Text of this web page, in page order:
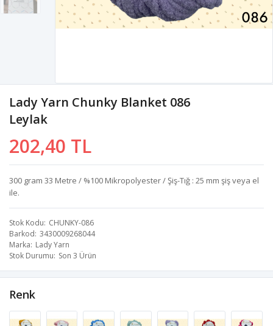
Lady Yarn Chunky Blanket 086
Leylak
202,40 TL
300 gram 33 Metre / %100 Mikropolyester / Şiş-Tığ : 25 mm şiş veya el
ile.
Stok Kodu CHUNKY-086
Barkod 3430009268044
Marka Lady Yarn
Stok Durumu Son 3 Ürün
Renk